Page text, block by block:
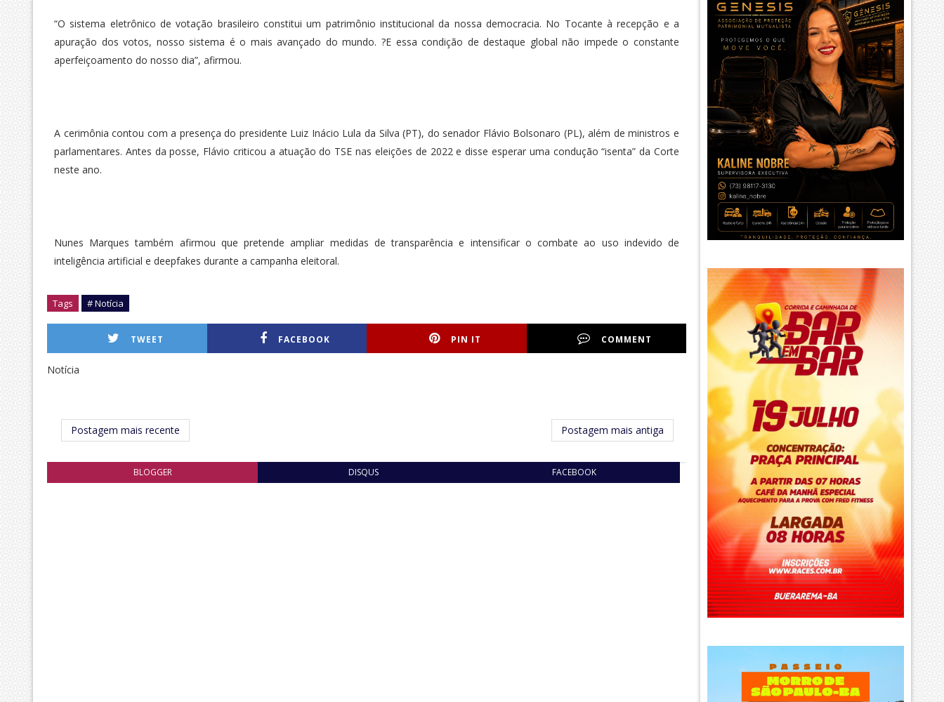
“O sistema eletrônico de votação brasileiro constitui um patrimônio institucional da nossa democracia. No Tocante à recepção e a
apuração dos votos, nosso sistema é o mais avançado do mundo. ?E essa condição de destaque global não impede o constante
aperfeiçoamento do nosso dia”, afirmou.
A cerimônia contou com a presença do presidente Luiz Inácio Lula da Silva (PT), do senador Flávio Bolsonaro (PL), além de ministros e
parlamentares. Antes da posse, Flávio criticou a atuação do TSE nas eleições de 2022 e disse esperar uma condução “isenta” da Corte
neste ano.
Nunes Marques também afirmou que pretende ampliar medidas de transparência e intensificar o combate ao uso indevido de
inteligência artificial e deepfakes durante a campanha eleitoral.
Tags # Notícia
TWEET FACEBOOK PIN IT COMMENT
Notícia
Postagem mais recente Postagem mais antiga
BLOGGER DISQUS FACEBOOK